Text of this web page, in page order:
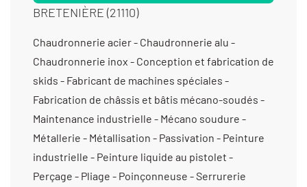
BRETENIÈRE (21110)
Chaudronnerie acier - Chaudronnerie alu -
Chaudronnerie inox - Conception et fabrication de
skids - Fabricant de machines spéciales -
Fabrication de châssis et bâtis mécano-soudés -
Maintenance industrielle - Mécano soudure -
Métallerie - Métallisation - Passivation - Peinture
industrielle - Peinture liquide au pistolet -
Perçage - Pliage - Poinçonneuse - Serrurerie